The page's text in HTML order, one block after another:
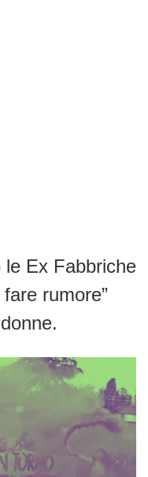
le Ex Fabbriche
rumore”